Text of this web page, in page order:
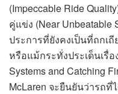
(Impeccable Ride
คู่แข่ง (Near
ประการที่ยังคงเป็นที่ถกเ
หรือแม้กระทั่งประเด็นเรื่อ
Systems and Catching
McLaren จะยืนยันว่ารถ